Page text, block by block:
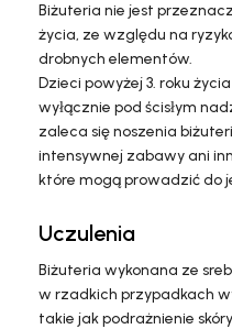
Biżuteria nie jest
życia, ze względu na
drobnych elementów.
Dzieci powyżej 3. roku
wyłącznie pod ścisłym
zaleca się noszenia
intensywnej zabawy ani
które mogą prowadzić do
Uczulenia
Biżuteria wykonana ze
w rzadkich przypadkach
takie jak podrażnienie